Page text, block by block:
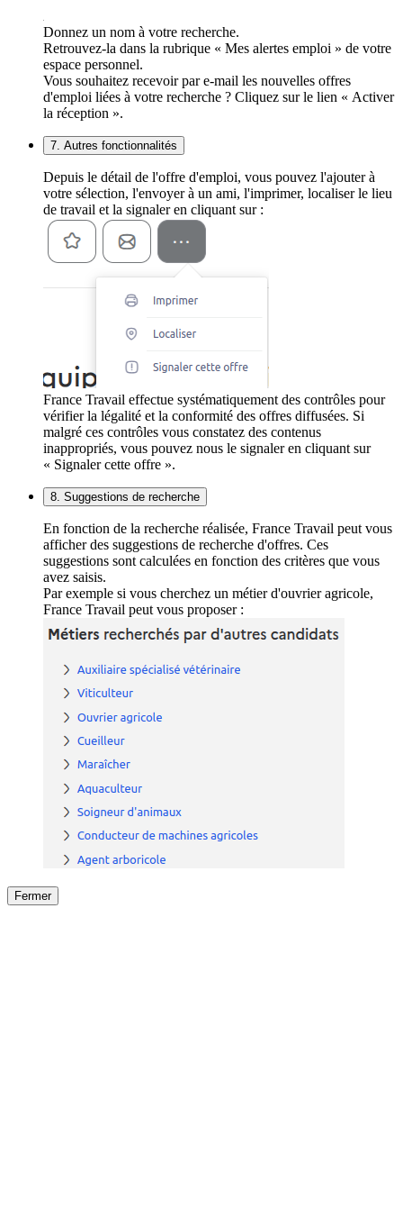
Donnez un nom à votre recherche.
Retrouvez-la dans la rubrique « Mes alertes emploi » de votre
espace personnel.
Vous souhaitez recevoir par e-mail les nouvelles offres
d'emploi liées à votre recherche ? Cliquez sur le lien « Activer
la réception ».
7. Autres fonctionnalités
Depuis le détail de l'offre d'emploi, vous pouvez l'ajouter à
votre sélection, l'envoyer à un ami, l'imprimer, localiser le lieu
de travail et la signaler en cliquant sur :
France Travail effectue systématiquement des contrôles pour
vérifier la légalité et la conformité des offres diffusées. Si
malgré ces contrôles vous constatez des contenus
inappropriés, vous pouvez nous le signaler en cliquant sur
« Signaler cette offre ».
8. Suggestions de recherche
En fonction de la recherche réalisée, France Travail peut vous
afficher des suggestions de recherche d'offres. Ces
suggestions sont calculées en fonction des critères que vous
avez saisis.
Par exemple si vous cherchez un métier d'ouvrier agricole,
France Travail peut vous proposer :
Fermer